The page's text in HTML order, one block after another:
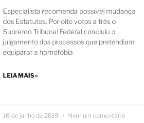
Especialista recomenda possível mudança
dos Estatutos. Por oito votos a três o
Supremo Tribunal Federal concluiu o
julgamento dos processos que pretendiam
equiparar a homofobia
LEIA MAIS »
16 de junho de 2019 Nenhum comentário